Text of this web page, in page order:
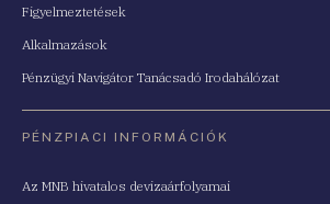
Figyelmeztetések
Alkalmazások
Pénzügyi Navigátor Tanácsadó Irodahálózat
PÉNZPIACI INFORMÁCIÓK
Az MNB hivatalos devizaárfolyamai